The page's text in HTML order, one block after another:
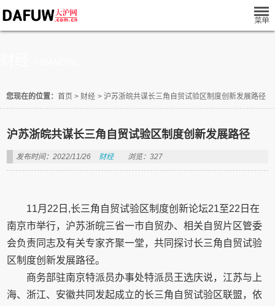
您现在的位置： 首页 > 财经 > 沪苏浙皖共谋长三角自贸试验区制度创新发展路径
沪苏浙皖共谋长三角自贸试验区制度创新发展路径
发布时间：2022/11/26 财经 浏览：327
11月22日,长三角自贸试验区制度创新论坛21至22日在
南京市举行，沪苏浙皖三省一市自贸办、相关自贸片区管委
会负责同志及有关专家齐聚一堂，共同探讨长三角自贸试验
区制度创新发展路径。
商务部驻南京特派员办事处特派员王选庆说，江苏与上
海、浙江、安徽共同发起成立的长三角自贸试验区联盟，依